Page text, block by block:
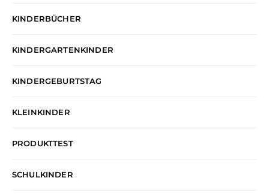
KINDERBÜCHER
KINDERGARTENKINDER
KINDERGEBURTSTAG
KLEINKINDER
PRODUKTTEST
SCHULKINDER